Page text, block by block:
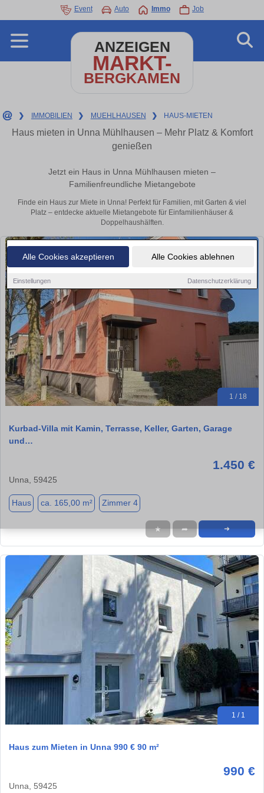
Alle Cookies akzeptieren Alle Cookies ablehnen
Einstellungen Datenschutzerklärung
Event Auto Immo Job
ANZEIGEN
MARKT-
BERGKAMEN
❯ IMMOBILIEN ❯ MUEHLHAUSEN ❯ HAUS-MIETEN
Haus mieten in Unna Mühlhausen – Mehr Platz & Komfort
genießen
Jetzt ein Haus in Unna Mühlhausen mieten –
Familienfreundliche Mietangebote
Finde ein Haus zur Miete in Unna! Perfekt für Familien, mit Garten & viel
Platz – entdecke aktuelle Mietangebote für Einfamilienhäuser &
Doppelhaushälften.
1 / 18
Kurbad-Villa mit Kamin, Terrasse, Keller, Garten, Garage
und…
1.450 €
Unna, 59425
Haus ca. 165,00 m² Zimmer 4
★ ➦ ➜
1 / 1
Haus zum Mieten in Unna 990 € 90 m²
990 €
Unna, 59425